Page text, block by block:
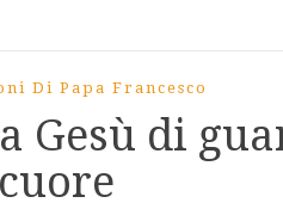
Di Papa Francesco
Gesù di